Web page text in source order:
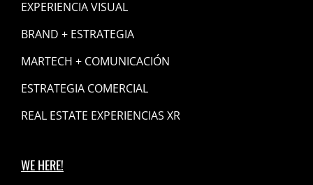
EXPERIENCIA VISUAL
BRAND + ESTRATEGIA
MARTECH + COMUNICACIÓN
ESTRATEGIA COMERCIAL
REAL ESTATE EXPERIENCIAS XR
WE HERE!